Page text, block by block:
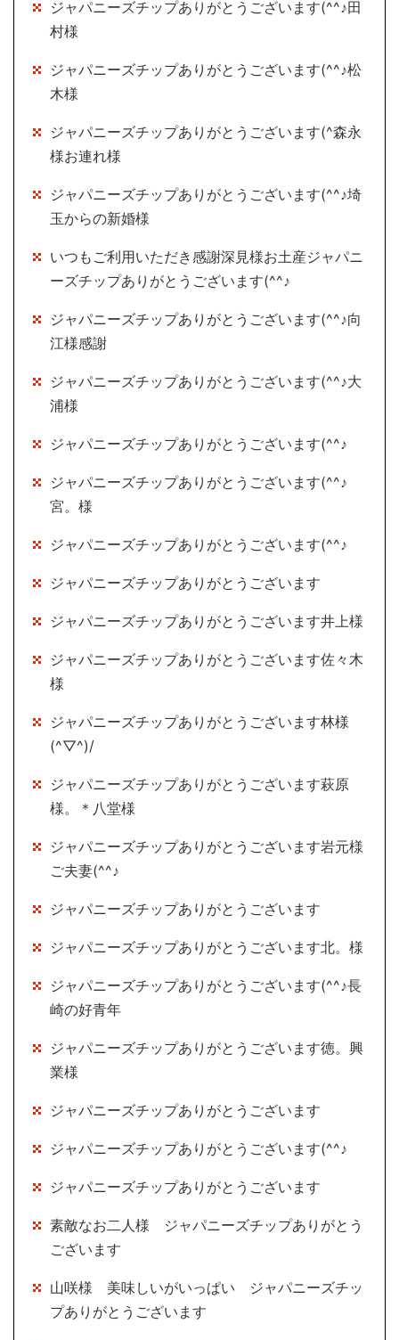
ジャパニーズチップありがとうございます(^^♪田
村様
ジャパニーズチップありがとうございます(^^♪松
木様
ジャパニーズチップありがとうございます(^森永
様お連れ様
ジャパニーズチップありがとうございます(^^♪埼
玉からの新婚様
いつもご利用いただき感謝深見様お土産ジャパニ
ーズチップありがとうございます(^^♪
ジャパニーズチップありがとうございます(^^♪向
江様感謝
ジャパニーズチップありがとうございます(^^♪大
浦様
ジャパニーズチップありがとうございます(^^♪
ジャパニーズチップありがとうございます(^^♪
宮。様
ジャパニーズチップありがとうございます(^^♪
ジャパニーズチップありがとうございます
ジャパニーズチップありがとうございます井上様
ジャパニーズチップありがとうございます佐々木
様
ジャパニーズチップありがとうございます林様
(^▽^)/
ジャパニーズチップありがとうございます萩原
様。＊八堂様
ジャパニーズチップありがとうございます岩元様
ご夫妻(^^♪
ジャパニーズチップありがとうございます
ジャパニーズチップありがとうございます北。様
ジャパニーズチップありがとうございます(^^♪長
崎の好青年
ジャパニーズチップありがとうございます徳。興
業様
ジャパニーズチップありがとうございます
ジャパニーズチップありがとうございます(^^♪
ジャパニーズチップありがとうございます
素敵なお二人様 ジャパニーズチップありがとう
ございます
山咲様 美味しいがいっぱい ジャパニーズチッ
プありがとうございます